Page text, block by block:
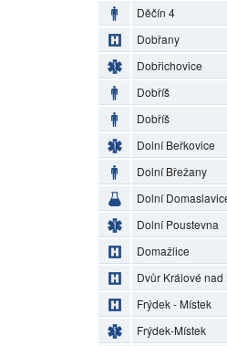
Děčín 4
Dobřany
Dobřichovice
Dobříš
Dobříš
Dolní Beřkovice
Dolní Břežany
Dolní
Dolní Poustevna
Domažlice
Dvůr Králové nad
Frýdek - Místek
Frýdek-Místek